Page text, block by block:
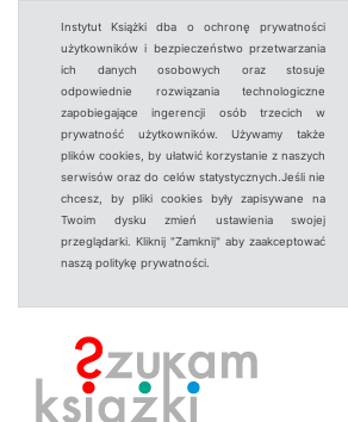
Instytut Książki dba o ochronę prywatności
użytkowników i bezpieczeństwo przetwarzania
ich danych osobowych oraz stosuje
odpowiednie rozwiązania technologiczne
zapobiegające ingerencji osób trzecich w
prywatność użytkowników. Używamy także
plików cookies, by ułatwić korzystanie z naszych
serwisów oraz do celów statystycznych.Jeśli nie
chcesz, by pliki cookies były zapisywane na
Twoim dysku zmień ustawienia swojej
przeglądarki. Kliknij "Zamknij" aby zaakceptować
naszą politykę prywatności.